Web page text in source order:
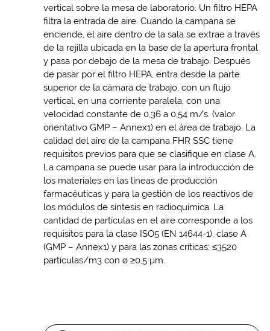
vertical sobre la mesa de laboratorio. Un filtro HEPA
filtra la entrada de aire. Cuando la campana se
enciende, el aire dentro de la sala se extrae a través
de la rejilla ubicada en la base de la apertura frontal
y pasa por debajo de la mesa de trabajo. Después
de pasar por el filtro HEPA, entra desde la parte
superior de la cámara de trabajo, con un flujo
vertical, en una corriente paralela, con una
velocidad constante de 0,36 a 0,54 m/s. (valor
orientativo GMP – Annex1) en el área de trabajo. La
calidad del aire de la campana FHR SSC tiene
requisitos previos para que se clasifique en clase A.
La campana se puede usar para la introducción de
los materiales en las líneas de producción
farmacéuticas y para la gestión de los reactivos de
los módulos de síntesis en radioquímica. La
cantidad de partículas en el aire corresponde a los
requisitos para la clase ISO5 (EN 14644-1), clase A
(GMP – Annex1) y para las zonas críticas: ≤3520
partículas/m3 con ø ≥0,5 µm.